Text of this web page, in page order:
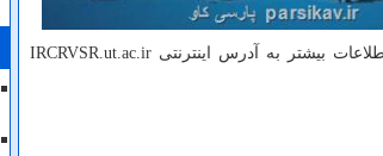
«چشم اندازها و برنامه های آینده» عنوان شده است. علاقه مندان می توانند برای کسب اطلاعات بیشتر به آدرس اینترنتی IRCRVSR.ut.ac.ir